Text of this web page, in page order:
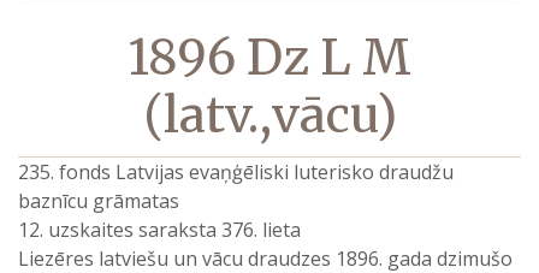
1896 Dz L M
(latv.,vācu)
235. fonds Latvijas evaņģēliski luterisko draudžu
baznīcu grāmatas
12. uzskaites saraksta 376. lieta
Liezēres latviešu un vācu draudzes 1896. gada dzimušo